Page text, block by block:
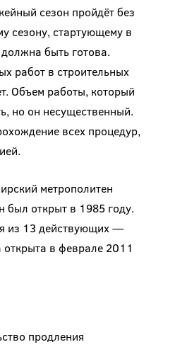
сезон пройдёт без
сезону, стартующему в
быть готова.
работ в строительных
Объем работы, который
но он несущественный.
всех процедур,
метрополитен
был открыт в 1985 году.
из 13 действующих —
в феврале 2011
продления